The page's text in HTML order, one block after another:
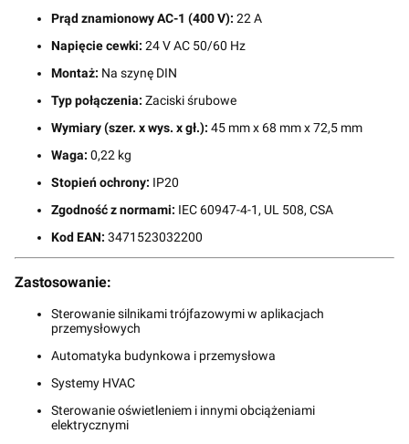
Prąd znamionowy AC-1 (400 V): 22 A
Napięcie cewki: 24 V AC 50/60 Hz
Montaż: Na szynę DIN
Typ połączenia: Zaciski śrubowe
Wymiary (szer. x wys. x gł.): 45 mm x 68 mm x 72,5 mm
Waga: 0,22 kg
Stopień ochrony: IP20
Zgodność z normami: IEC 60947-4-1, UL 508, CSA
Kod EAN: 3471523032200
Zastosowanie:
Sterowanie silnikami trójfazowymi w aplikacjach
przemysłowych
Automatyka budynkowa i przemysłowa
Systemy HVAC
Sterowanie oświetleniem i innymi obciążeniami
elektrycznymi